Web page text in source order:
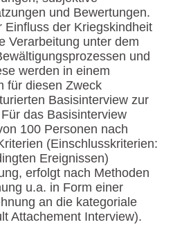
und Bewertungen.
Einfluss der Kriegskindheit
Verarbeitung unter dem
und
werden in einem
für diesen Zweck
Basisinterview zur
das Basisinterview
100 Personen nach
(Einschlusskriterien:
Ereignissen)
erfolgt nach Methoden
u.a. in Form einer
an die kategoriale
Attachement Interview).